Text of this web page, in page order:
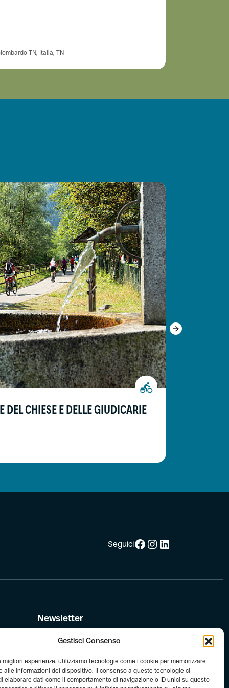
Gestisci Consenso
migliori esperienze, utilizziamo tecnologie come i cookie per memorizzare
alle informazioni del dispositivo. Il consenso a queste tecnologie ci
elaborare dati come il comportamento di navigazione o ID unici su questo
TN, Italia, TN
DEL CHIESE E DELLE GIUDICARIE
SeguiciFacebook
Instagram
LinkedIn
Newsletter